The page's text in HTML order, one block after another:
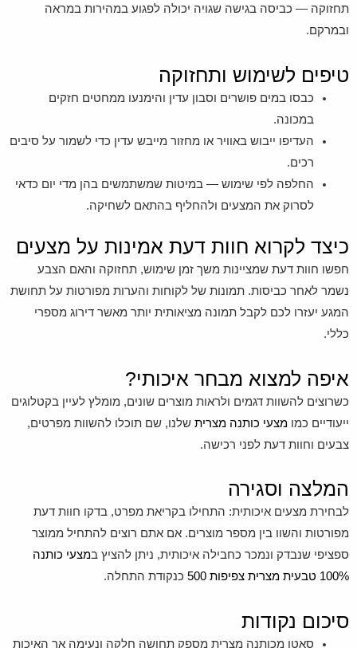
תחזוקה — כביסה בגישה שגויה יכולה לפגוע במהירות במראה
ובמרקם.
טיפים לשימוש ותחזוקה
כבסו במים פושרים וסבון עדין והימנעו ממחטים חזקים
במכונה.
העדיפו ייבוש באוויר או מחזור מייבש עדין כדי לשמור על סיבים
רכים.
החלפה לפי שימוש — במיטות שמשתמשים בהן מדי יום כדאי
לסרוק את המצעים ולהחליף בהתאם לשחיקה.
כיצד לקרוא חוות דעת אמינות על מצעים
חפשו חוות דעת שמציינות משך זמן שימוש, תחזוקה והאם הצבע
נשמר לאחר כביסות. תמונות של לקוחות והערות מפורטות על תחושת
המגע יעזרו לכם לקבל תמונה מציאותית יותר מאשר דירוג מספרי
כללי.
איפה למצוא מבחר איכותי?
כשרוצים להשוות דגמים ולראות מוצרים שונים, מומלץ לעיין בקטלוגים
ייעודיים כמו מצעי כותנה מצרית שלנו, שם תוכלו להשוות מפרטים,
צבעים וחוות דעת לפני רכישה.
המלצה וסגירה
לבחירת מצעים איכותית: התחילו בקריאת מפרט, בדקו חוות דעת
מפורטות והשוו בין מספר מוצרים. אם אתם רוצים להתחיל ממוצר
ספציפי שנבדק ונמכר כחבילה איכותית, ניתן להציץ במצעי כותנה
100% טבעית מצרית צפיפות 500
כנקודת התחלה.
סיכום נקודות
סאטן מכותנה מצרית מספק תחושה חלקה ונעימה אך האיכות